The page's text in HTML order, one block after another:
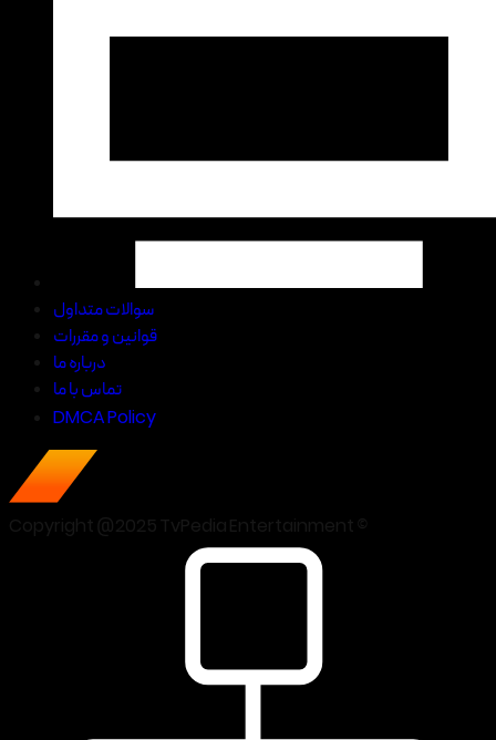
سوالات متداول
قوانین و مقررات
درباره ما
تماس با ما
DMCA Policy